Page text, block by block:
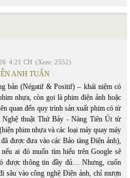
4:21 CH (Xem: 2552)
ANH TUẤN
bản (Négatif & Positif) – khái niệm có
nhựa, còn gọi là phim điện ảnh hoặc
quan đến quy trình sản xuất phim có từ
Nghệ thuật Thứ Bảy - Nàng Tiên Út từ
phim nhựa và các loại máy quay máy
được đưa vào các Bảo tàng Điện ảnh),
ai đó muốn tìm hiểu trên Google sẽ
được thông tin đầy đủ… Nhưng, cuốn
sâu vào công nghệ Điện ảnh, chỉ mượn